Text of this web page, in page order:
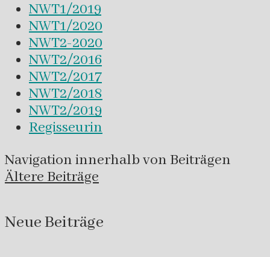
NWT1/2019
NWT1/2020
NWT2-2020
NWT2/2016
NWT2/2017
NWT2/2018
NWT2/2019
Regisseurin
Navigation innerhalb von Beiträgen
Ältere Beiträge
Neue Beiträge